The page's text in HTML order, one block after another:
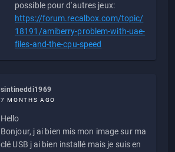
possible pour d'autres jeux:
https://forum.recalbox.com/topic/
18191/amiberry-problem-with-uae-
files-and-the-cpu-speed
sintineddi1969
7 MONTHS AGO
Hello
Bonjour, j ai bien mis mon image sur ma
clé USB j ai bien installé mais je suis en